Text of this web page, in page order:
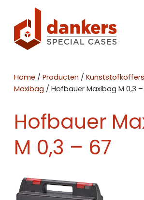
Home /Producten /Kunststofkoffers
Maxibag /Hofbauer Maxibag M 0,3
Hofbauer
M 0,3 – 67